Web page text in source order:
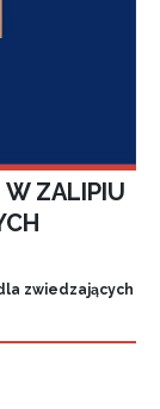
W ZALIPIU
zwiedzających